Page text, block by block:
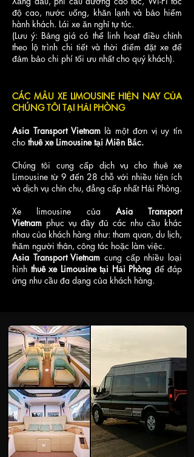
Chải - Hạ Long
11
Hải Phòng- Hà Giang -
Hải Phòng
3 ngày
12
Hải Phòng - Cao Bằng -
Hải Phòng
3 ngày
4
Hạ Long– Tam Cốc/
Tràng An
2 ngày
3
Hạ Long- Hoa Lư - Phát
Diệm -Hạ Long
1 ngày
5
Hạ Long- Hạ Long – Hạ
Long
1 ngày
6
Hạ Long- Hà Nội - Hạ
1 ngày
1
Hạ Long- Sapa // Sapa
- Hạ Long
độ cao, nước uống, khăn lạnh và bảo hiểm
hành khách. Lái xe ăn nghỉ tự túc.
(Lưu ý: Bảng giá có thể linh hoạt điều chỉnh
theo lộ trình chi tiết và thời điểm đặt xe để
đảm bảo chi phí tối ưu nhất cho quý khách).
CÁC MẪU XE LIMOUSINE HIỆN NAY CỦA
CHÚNG TÔI TẠI HẢI PHÒNG
Asia Transport Vietnamlà một đơn vị uy tín
cho thuê xe Limousine tại Miền Bắc.
Chúng tôi cung cấp dịch vụ cho thuê xe
Limousine từ 9 đến 28 chỗ với nhiều tiện ích
và dịch vụ chỉn chu, đẳng cấp nhất Hải Phòng.
Xe limousine của Asia Transport
Vietnam phục vụ đầy đủ các nhu cầu khác
nhau của khách hàng như: tham quan, du lịch,
thăm người thân, công tác hoặc làm việc.
Asia Transport Vietnam cung cấp nhiều loại
hình thuê xe Limousine tại Hải Phòng để đáp
ứng nhu cầu đa dạng của khách hàng.